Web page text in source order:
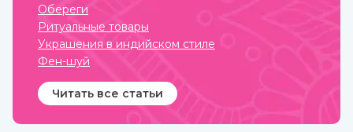
Обереги
Ритуальные товары
Украшения в индийском стиле
Фен-шуй
Читать все статьи